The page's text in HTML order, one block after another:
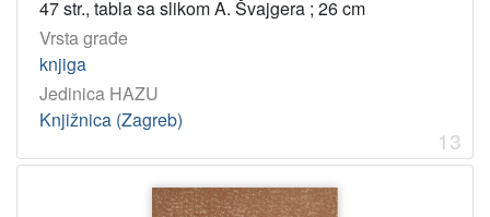
47 str., tabla sa slikom A. Švajgera ; 26 cm
Vrsta građe
knjiga
Jedinica HAZU
Knjižnica (Zagreb)
13